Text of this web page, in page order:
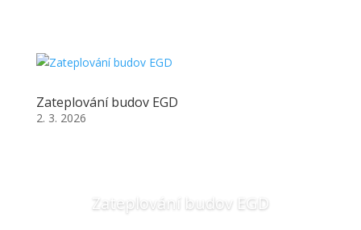
Zateplování budov EGD
2. 3. 2026
Zateplování budov EGD